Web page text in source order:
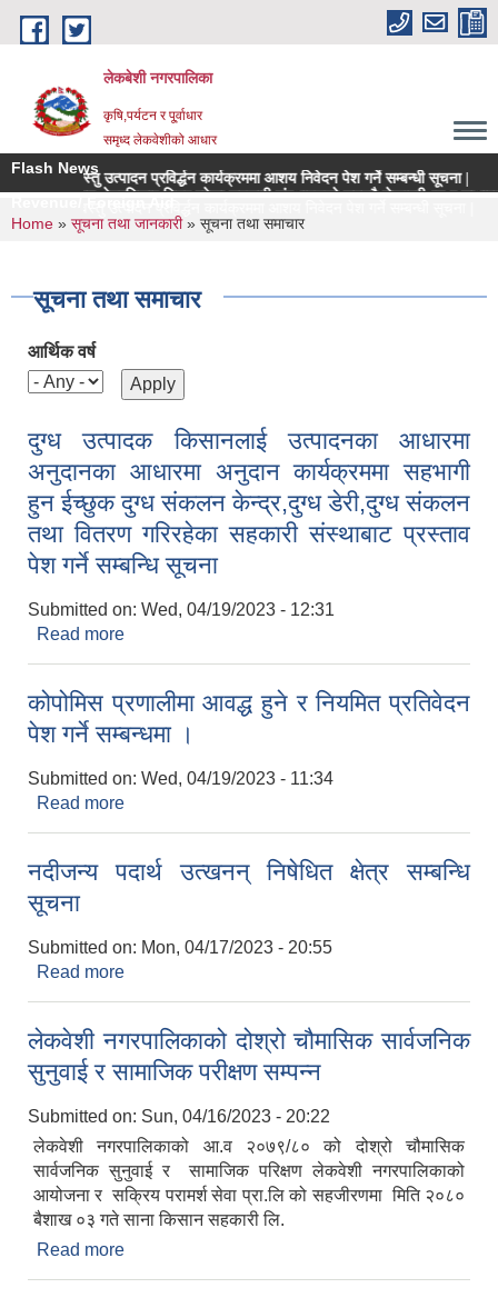
Skip to main content
लेकबेशी नगरपालिका
कृषि,पर्यटन र पू्र्वाधार
समृध्द लेकवेशीको आधार
Flash News
कृषिवस्तु उत्पादन प्रविर्द्धन कार्यक्रममा आशय निवेदन पेश गर्ने सम्बन्धी सूचना |
नियमन क्षेत्रधिकार भित्र रहेका सहकारी संस्थाहरुको समयमै लेखापरीक्षण र साधारण
You are here
Home » सूचना तथा जानकारी» सूचना तथा समाचार
सूचना तथा समाचार
आर्थिक वर्ष
दुग्ध उत्पादक किसानलाई उत्पादनका आधारमा
अनुदानका आधारमा अनुदान कार्यक्रममा सहभागी
हुन ईच्छुक दुग्ध संकलन केन्द्र,दुग्ध डेरी,दुग्ध संकलन
तथा वितरण गरिरहेका सहकारी संस्थाबाट प्रस्ताव
पेश गर्ने सम्बन्धि सूचना
Submitted on: Wed, 04/19/2023 - 12:31
Read more
गरिरहेका सहकारी संस्थाबाट प्रस्ताव पेश गर्ने सम्बन्धि सूचना
कोपोमिस प्रणालीमा आवद्ध हुने र नियमित प्रतिवेदन
पेश गर्ने सम्बन्धमा ।
Submitted on: Wed, 04/19/2023 - 11:34
Read more
नदीजन्य पदार्थ उत्खनन् निषेधित क्षेत्र सम्बन्धि
सूचना
Submitted on: Mon, 04/17/2023 - 20:55
Read more
लेकवेशी नगरपालिकाको दोश्रो चौमासिक सार्वजनिक
सुनुवाई र सामाजिक परीक्षण सम्पन्न
Submitted on: Sun, 04/16/2023 - 20:22
लेकवेशी नगरपालिकाको आ.व २०७९/८० को दोश्रो चौमासिक
सार्वजनिक सुनुवाई र सामाजिक परिक्षण लेकवेशी नगरपालिकाको
आयोजना र सक्रिय परामर्श सेवा प्रा.लि को सहजीरणमा मिति २०८०
बैशाख ०३ गते साना किसान सहकारी लि.
Read more